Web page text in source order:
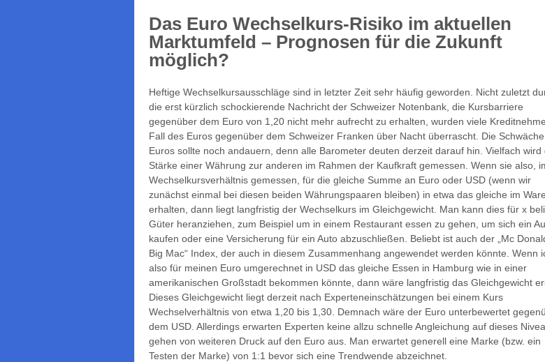
Das Euro Wechselkurs-Risiko im aktuellen
Marktumfeld – Prognosen für die Zukunft
möglich?
Heftige Wechselkursausschläge sind in letzter Zeit sehr häufig geworden. Nicht zuletzt
die erst kürzlich schockierende Nachricht der Schweizer Notenbank, die Kursbarriere
gegenüber dem Euro von 1,20 nicht mehr aufrecht zu erhalten, wurden viele
Fall des Euros gegenüber dem Schweizer Franken über Nacht überrascht. Die
Euros sollte noch andauern, denn alle Barometer deuten derzeit darauf hin. Vielfach wird
Stärke einer Währung zur anderen im Rahmen der Kaufkraft gemessen. Wenn sie also,
Wechselkursverhältnis gemessen, für die gleiche Summe an Euro oder USD (wenn wir
zunächst einmal bei diesen beiden Währungspaaren bleiben) in etwa das gleiche im
erhalten, dann liegt langfristig der Wechselkurs im Gleichgewicht. Man kann dies für x
Güter heranziehen, zum Beispiel um in einem Restaurant essen zu gehen, um sich ein
kaufen oder eine Versicherung für ein Auto abzuschließen. Beliebt ist auch der „Mc
Big Mac“ Index, der auch in diesem Zusammenhang angewendet werden könnte. Wenn
also für meinen Euro umgerechnet in USD das gleiche Essen in Hamburg wie in einer
amerikanischen Großstadt bekommen könnte, dann wäre langfristig das Gleichgewicht
Dieses Gleichgewicht liegt derzeit nach Experteneinschätzungen bei einem Kurs
Wechselverhältnis von etwa 1,20 bis 1,30. Demnach wäre der Euro unterbewertet
dem USD. Allerdings erwarten Experten keine allzu schnelle Angleichung auf dieses
gehen von weiteren Druck auf den Euro aus. Man erwartet generell eine Marke (bzw. ein
Testen der Marke) von 1:1 bevor sich eine Trendwende abzeichnet.